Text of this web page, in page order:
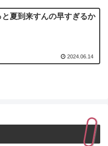
と夏到来すんの早すぎるか
2024.06.14